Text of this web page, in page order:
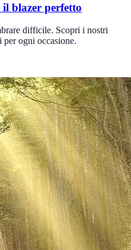
blazer perfetto
difficile. Scopri i nostri
ogni occasione.